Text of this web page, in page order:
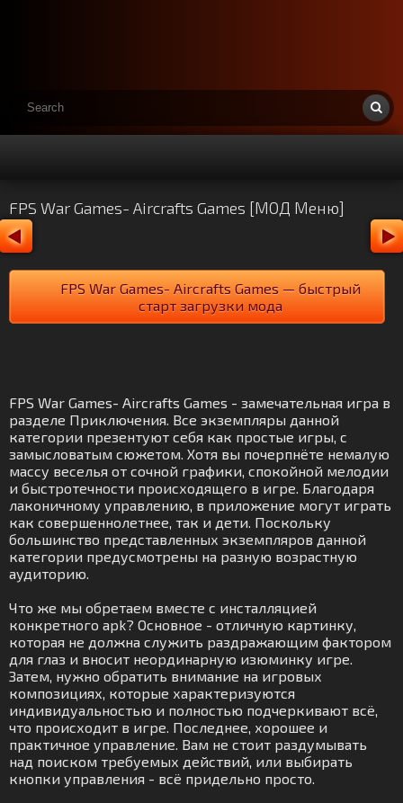
FPS War Games- Aircrafts Games [МОД Меню]
FPS War Games- Aircrafts Games — быстрый
старт загрузки мода
FPS War Games- Aircrafts Games - замечательная игра в
разделе Приключения. Все экземпляры данной
категории презентуют себя как простые игры, с
замысловатым сюжетом. Хотя вы почерпнёте немалую
массу веселья от сочной графики, спокойной мелодии
и быстротечности происходящего в игре. Благодаря
лаконичному управлению, в приложение могут играть
как совершеннолетнее, так и дети. Поскольку
большинство представленных экземпляров данной
категории предусмотрены на разную возрастную
аудиторию.
Что же мы обретаем вместе с инсталляцией
конкретного apk? Основное - отличную картинку,
которая не должна служить раздражающим фактором
для глаз и вносит неординарную изюминку игре.
Затем, нужно обратить внимание на игровых
композициях, которые характеризуются
индивидуальностью и полностью подчеркивают всё,
что происходит в игре. Последнее, хорошее и
практичное управление. Вам не стоит раздумывать
над поиском требуемых действий, или выбирать
кнопки управления - всё придельно просто.